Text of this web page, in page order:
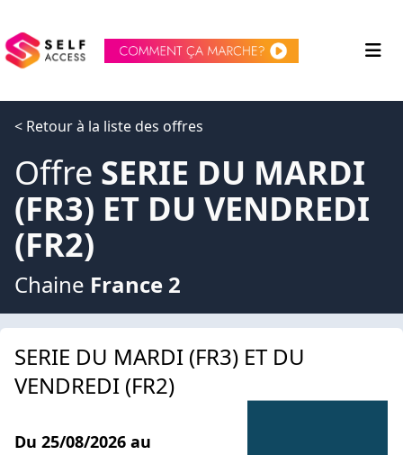
< Retour à la liste des offres
Offre SERIE DU MARDI
(FR3) ET DU VENDREDI
(FR2)
Chaine France 2
SERIE DU MARDI (FR3) ET DU
VENDREDI (FR2)
Du 25/08/2026 au